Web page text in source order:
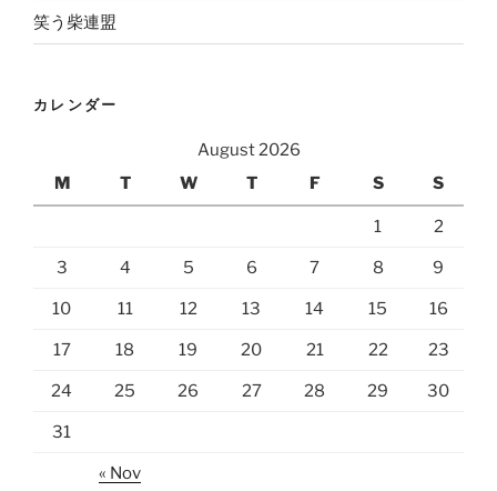
笑う柴連盟
カレンダー
August 2026
M
T W T F S S
1 2
3 4 5 6 7 8 9
10 11 12 13 14 15 16
17 18 19 20 21 22 23
24 25 26 27 28 29 30
31
« Nov